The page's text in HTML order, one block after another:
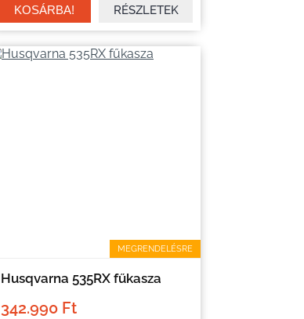
RÉSZLETEK
MEGRENDELÉSRE
Husqvarna 535RX fűkasza
342.990 Ft